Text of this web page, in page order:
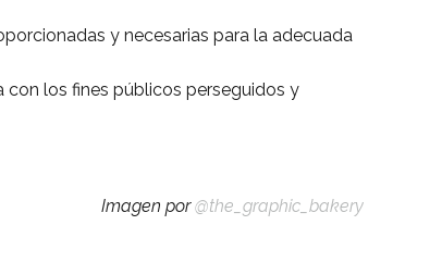
y necesarias para la adecuada
con los fines públicos perseguidos y
Imagen por@the_graphic_bakery